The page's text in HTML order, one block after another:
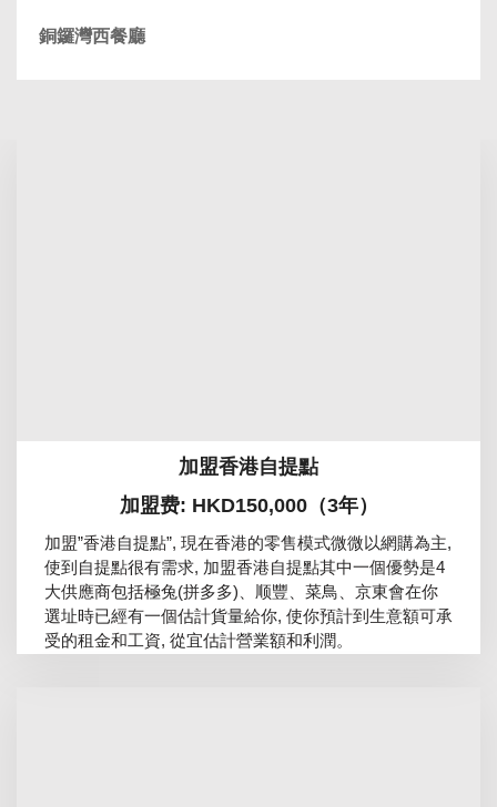
銅鑼灣西餐廳
加盟香港自提點
加盟费: HKD150,000（3年）
加盟”香港自提點”, 現在香港的零售模式微微以網購為主,
使到自提點很有需求, 加盟香港自提點其中一個優勢是4
大供應商包括極兔(拼多多)、顺豐、菜鳥、京東會在你
選址時已經有一個估計貨量給你, 使你預計到生意額可承
受的租金和工資, 從宜估計營業額和利潤。